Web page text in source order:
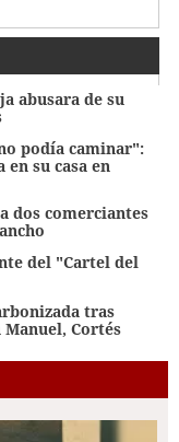
abusara de su
podía caminar":
su casa en
dos comerciantes
del "Cartel del
tras
Cortés